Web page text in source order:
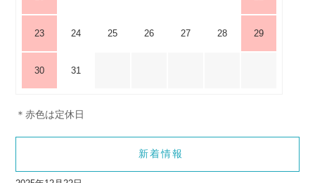
23 24 25 26 27 28 29
30 31
＊赤色は定休日
新着情報